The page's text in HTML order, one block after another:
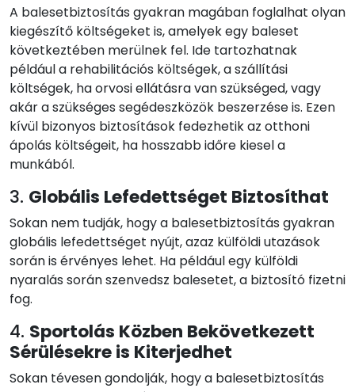
A balesetbiztosítás gyakran magában foglalhat olyan
kiegészítő költségeket is, amelyek egy baleset
következtében merülnek fel. Ide tartozhatnak
például a rehabilitációs költségek, a szállítási
költségek, ha orvosi ellátásra van szükséged, vagy
akár a szükséges segédeszközök beszerzése is. Ezen
kívül bizonyos biztosítások fedezhetik az otthoni
ápolás költségeit, ha hosszabb időre kiesel a
munkából.
3. Globális Lefedettséget Biztosíthat
Sokan nem tudják, hogy a balesetbiztosítás gyakran
globális lefedettséget nyújt, azaz külföldi utazások
során is érvényes lehet. Ha például egy külföldi
nyaralás során szenvedsz balesetet, a biztosító fizetni
fog.
4. Sportolás Közben Bekövetkezett
Sérülésekre is Kiterjedhet
Sokan tévesen gondolják, hogy a balesetbiztosítás